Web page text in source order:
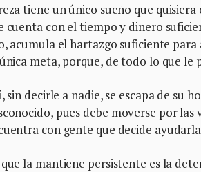
tiene un único sueño que
cuenta con el tiempo y dinero
acumula el hartazgo suficiente
meta, porque, de todo lo que
sin decirle a nadie, se escapa de su
pues debe moverse por las
con gente que decide
la mantiene persistente es la